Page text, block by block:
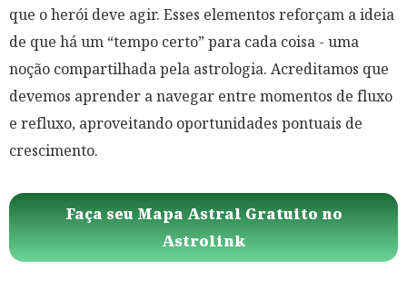
que o herói deve agir. Esses elementos reforçam a ideia
de que há um “tempo certo” para cada coisa - uma
noção compartilhada pela astrologia. Acreditamos que
devemos aprender a navegar entre momentos de fluxo
e refluxo, aproveitando oportunidades pontuais de
crescimento.
Faça seu Mapa Astral Gratuito no
Astrolink